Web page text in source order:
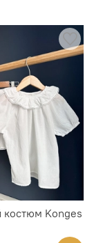
костюм Konges